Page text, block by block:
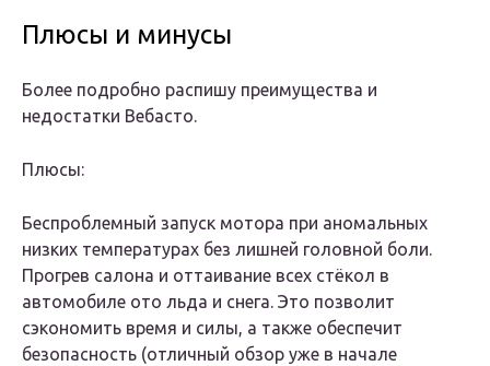
Плюсы и минусы
Более подробно распишу преимущества и
недостатки Вебасто.
Плюсы:
Беспроблемный запуск мотора при аномальных
низких температурах без лишней головной боли.
Прогрев салона и оттаивание всех стёкол в
автомобиле ото льда и снега. Это позволит
сэкономить время и силы, а также обеспечит
безопасность (отличный обзор уже в начале